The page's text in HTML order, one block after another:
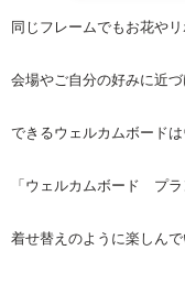
同じフレームでもお花や
会場やご自分の好みに近
できるウェルカムボードは
「 ウェルカムボード プラ
着せ替えのように楽しんで